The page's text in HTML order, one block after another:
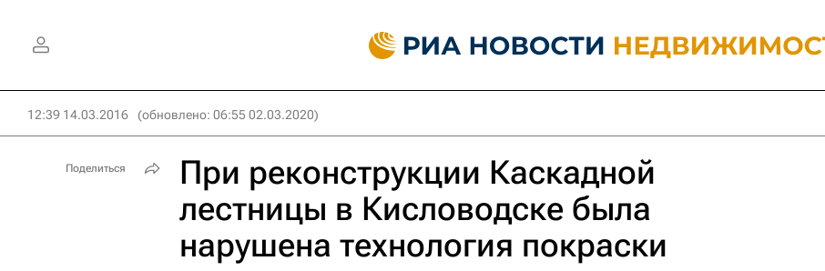
12:39 14.03.2016 (обновлено: 06:55 02.03.2020)
При реконструкции Каскадной
лестницы в Кисловодске была
нарушена технология покраски
Поделиться